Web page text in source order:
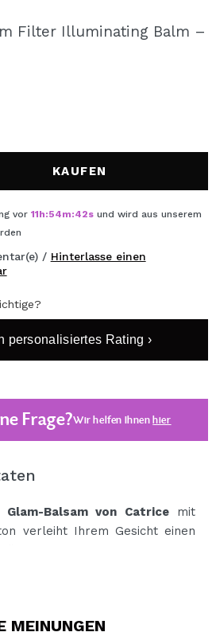
Kontos bei Maquillalia.de
schnell tätigen, den Status Ihrer
und Ihre bisherigen Vorgänge
Filter Illuminating Balm –
KAUFEN
vor 11h:54m:42s und wird aus unserem
/ Hinterlasse einen
personalisiertes Rating ›
Frage?Wir helfen Ihnenhier
Balsam von Catricemit
verleiht Ihrem Gesicht einen
aufgetragen werden.
MEINUNGEN